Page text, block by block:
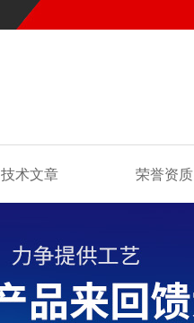
技术文章 荣誉资质